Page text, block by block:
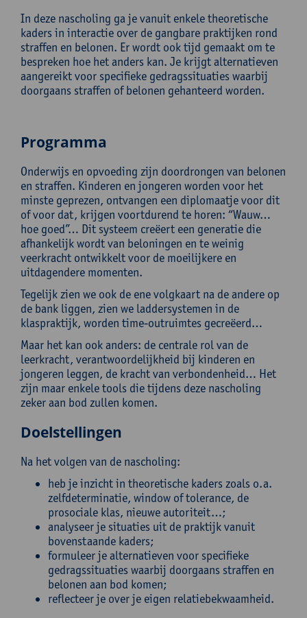
In deze nascholing ga je vanuit enkele theoretische
kaders in interactie over de gangbare praktijken rond
straffen en belonen. Er wordt ook tijd gemaakt om te
bespreken hoe het anders kan. Je krijgt alternatieven
aangereikt voor specifieke gedragssituaties waarbij
doorgaans straffen of belonen gehanteerd worden.
Programma
Onderwijs en opvoeding zijn doordrongen van belonen
en straffen. Kinderen en jongeren worden voor het
minste geprezen, ontvangen een diplomaatje voor dit
of voor dat, krijgen voortdurend te horen: “Wauw…
hoe goed”… Dit systeem creëert een generatie die
afhankelijk wordt van beloningen en te weinig
veerkracht ontwikkelt voor de moeilijkere en
uitdagendere momenten.
Tegelijk zien we ook de ene volgkaart na de andere op
de bank liggen, zien we laddersystemen in de
klaspraktijk, worden time-outruimtes gecreëerd…
Maar het kan ook anders: de centrale rol van de
leerkracht, verantwoordelijkheid bij kinderen en
jongeren leggen, de kracht van verbondenheid… Het
zijn maar enkele tools die tijdens deze nascholing
zeker aan bod zullen komen.
Doelstellingen
Na het volgen van de nascholing:
heb je inzicht in theoretische kaders zoals o.a.
zelfdeterminatie, window of tolerance, de
prosociale klas, nieuwe autoriteit…;
analyseer je situaties uit de praktijk vanuit
bovenstaande kaders;
formuleer je alternatieven voor specifieke
gedragssituaties waarbij doorgaans straffen en
belonen aan bod komen;
reflecteer je over je eigen relatiebekwaamheid.